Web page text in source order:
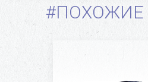
#ПОХОЖИЕ